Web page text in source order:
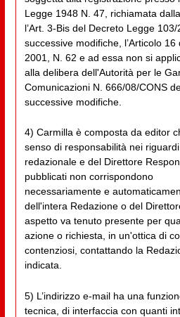
Legge 1948 N. 47, richiamata
l’Art. 3-Bis del Decreto Legge
successive modifiche, l’Articolo
2001, N. 62 e ad essa non si
alla delibera dell'Autorità per le
Comunicazioni N. 666/08/CONS
successive modifiche.
4) Carmilla è composta da editor
senso di responsabilità nei
redazionale e del Direttore
pubblicati non corrispondono
necessariamente e
dell'intera Redazione o del
aspetto va tenuto presente per
azione o richiesta, in un'ottica di
contenziosi, contattando la
indicata.
5) L’indirizzo e-mail ha una
tecnica, di interfaccia con quanti